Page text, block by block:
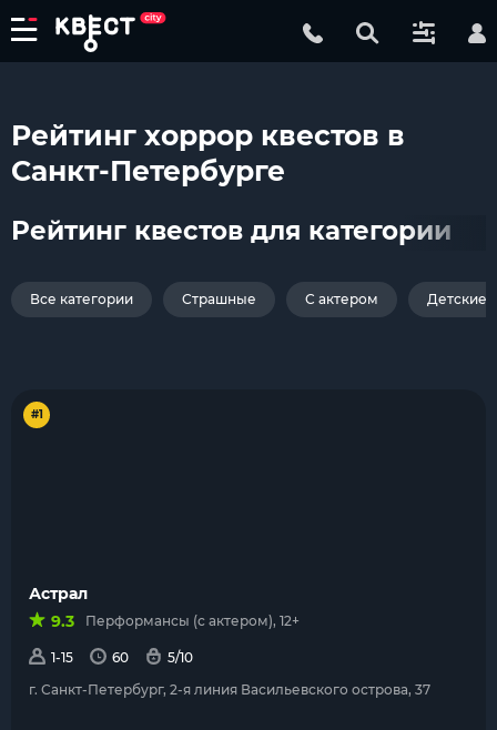
Рейтинг хоррор квестов в
Санкт-Петербурге
Рейтинг квестов для категории
Все категории Страшные С актером Детские
#1
Астрал
9.3
Перформансы (с актером), 12+
1-15 60
5/10
г. Санкт-Петербург, 2-я линия Васильевского острова, 37